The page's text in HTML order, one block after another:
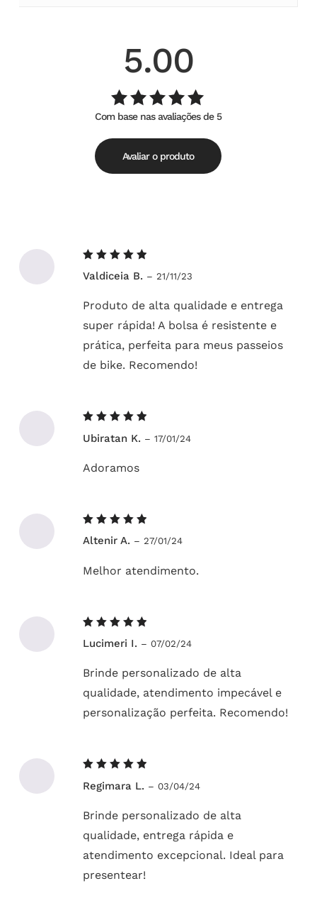
5.00
Avaliação
5.00de
5
Com base nas avaliações de 5
Avaliar o produto
5de 5
Valdiceia B. – 21/11/23
Produto de alta qualidade e entrega
super rápida! A bolsa é resistente e
prática, perfeita para meus passeios
de bike. Recomendo!
5de 5
Ubiratan K. – 17/01/24
Adoramos
5de 5
Altenir A. – 27/01/24
Melhor atendimento.
5de 5
Lucimeri I. – 07/02/24
Brinde personalizado de alta
qualidade, atendimento impecável e
personalização perfeita. Recomendo!
5de 5
Regimara L. – 03/04/24
Brinde personalizado de alta
qualidade, entrega rápida e
atendimento excepcional. Ideal para
presentear!